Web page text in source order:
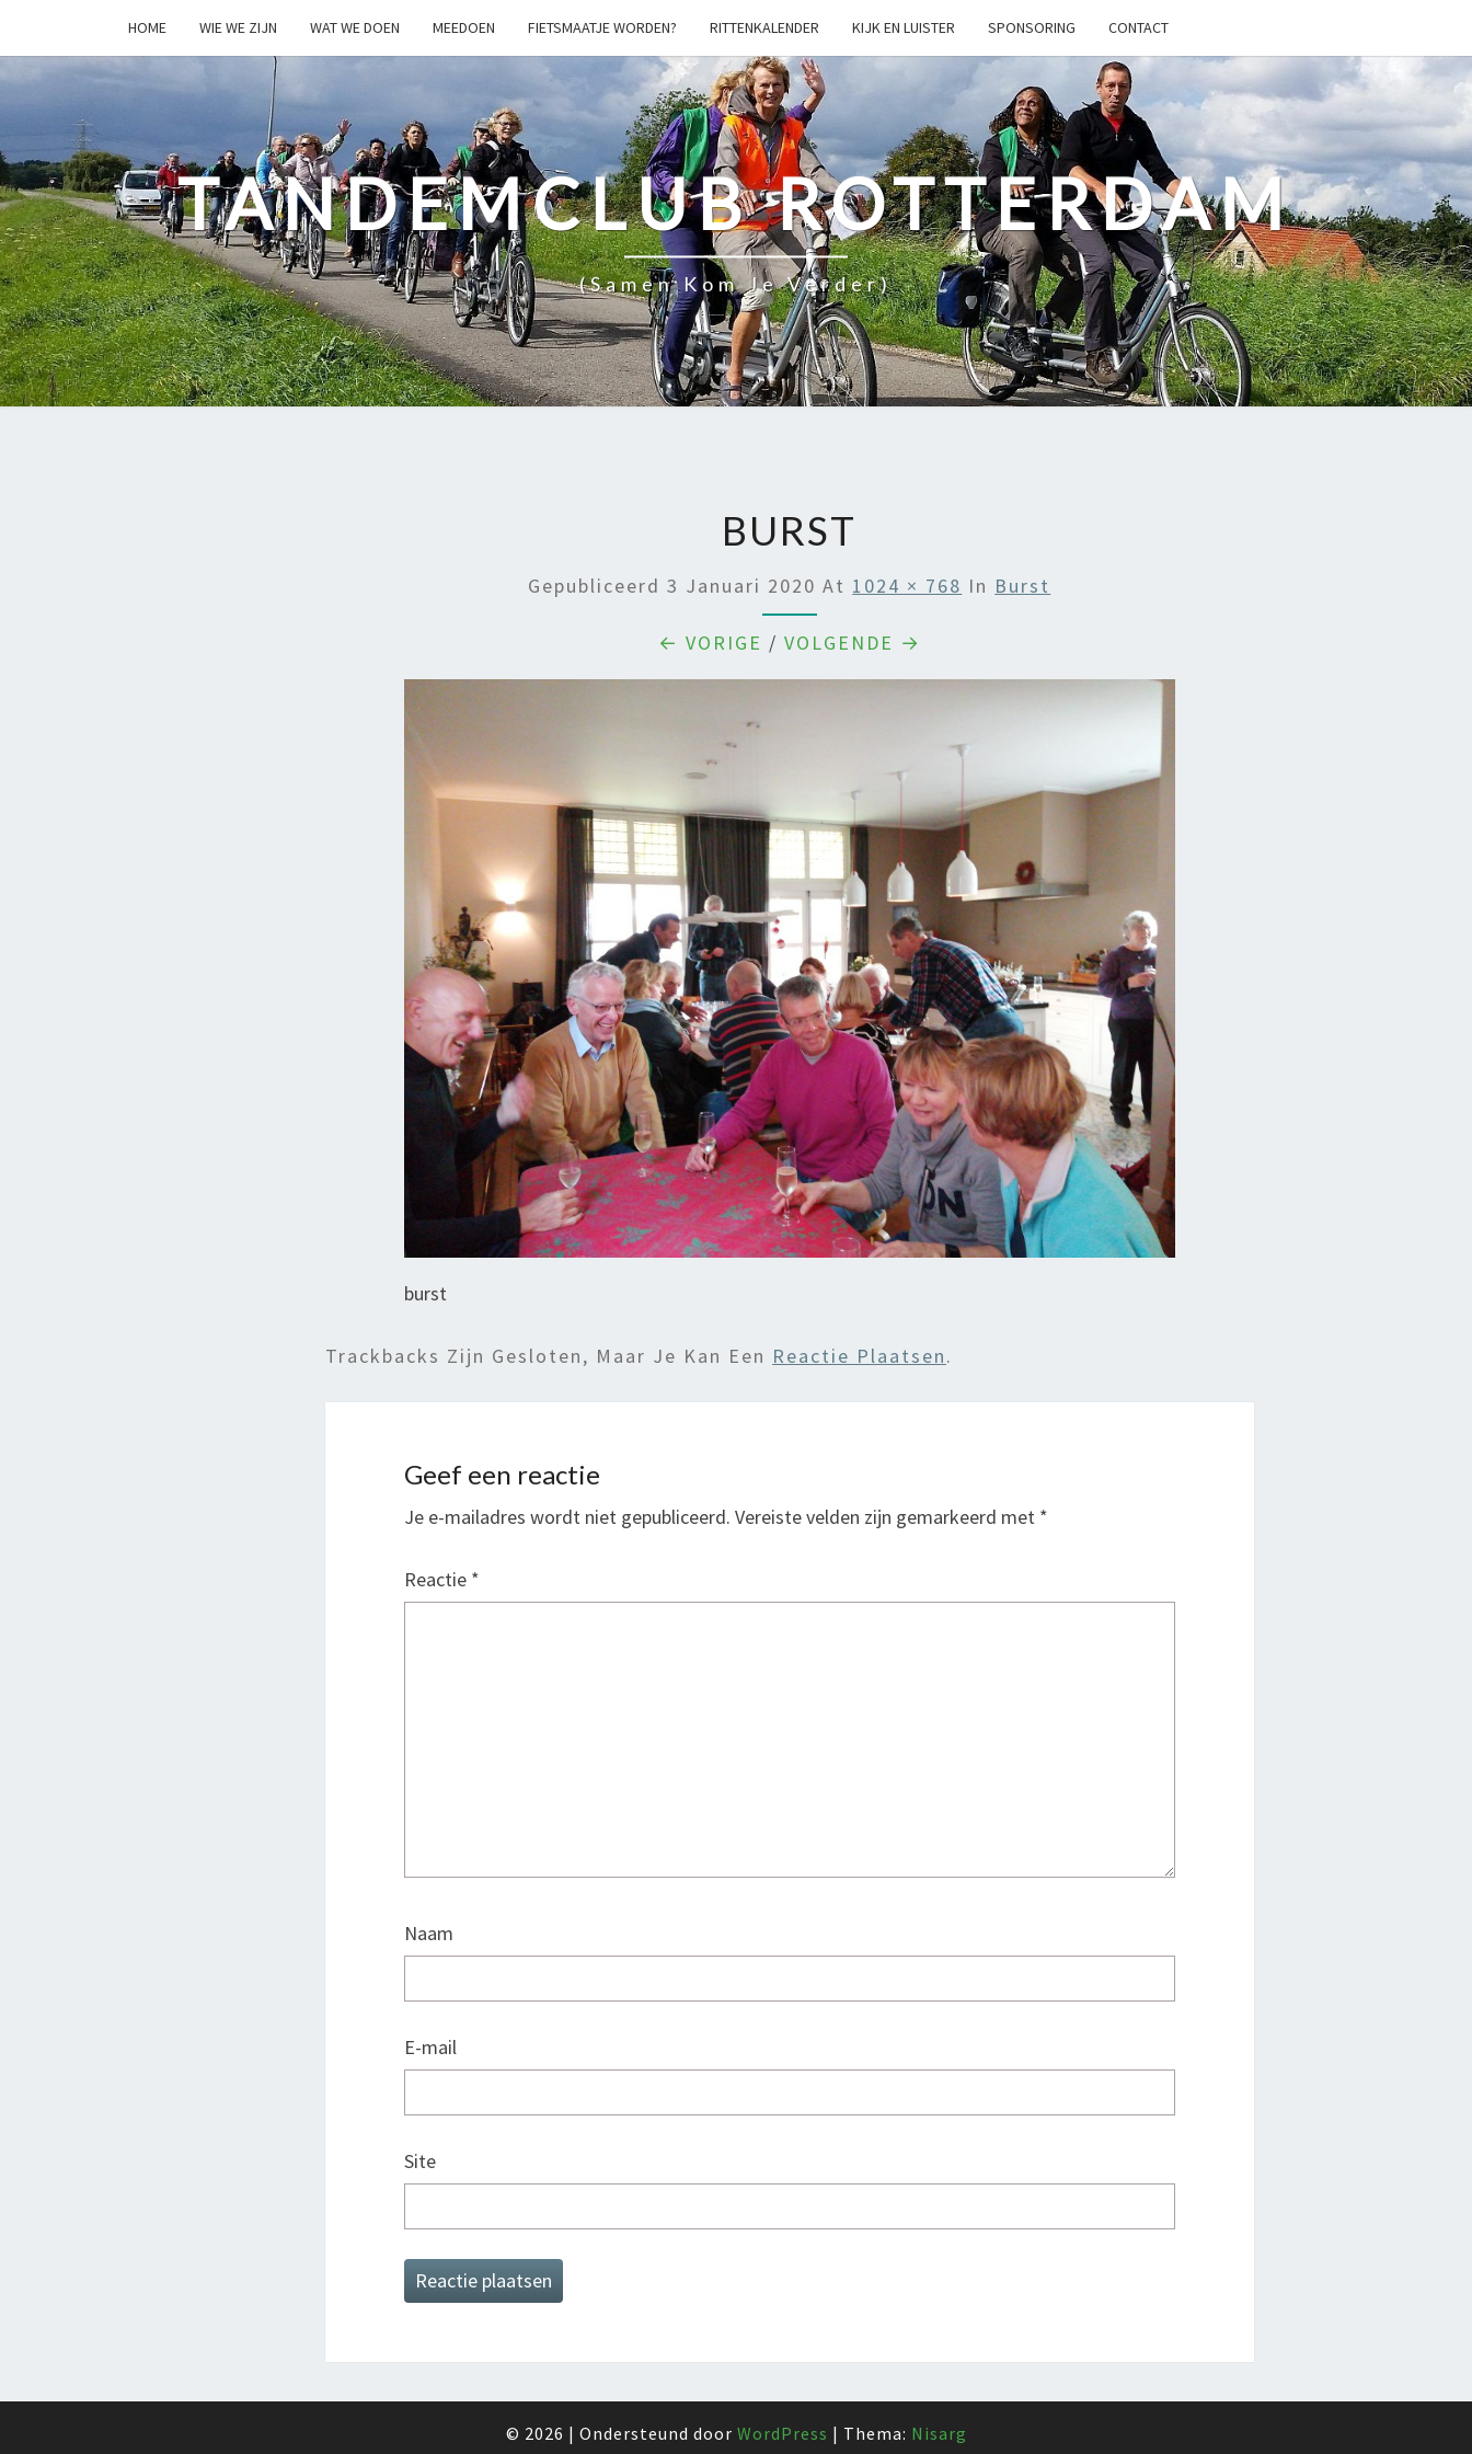
HOME WIE WE ZIJN WAT WE DOEN MEEDOEN FIETSMAATJE WORDEN? RITTENKALENDER KIJK EN LUISTER SPONSORING CONTACT
TANDEMCLUB ROTTERDAM
(samen Kom Je Verder)
BURST
Gepubliceerd3 Januari 2020 At 1024 × 768 In Burst
← VORIGE / VOLGENDE →
burst
Trackbacks Zijn Gesloten, Maar Je Kan Een Reactie Plaatsen.
Geef een reactie
Je e-mailadres wordt niet gepubliceerd. Vereiste velden zijn gemarkeerd met *
Reactie *
Naam
E-mail
Site
© 2026 | Ondersteund door WordPress | Thema: Nisarg